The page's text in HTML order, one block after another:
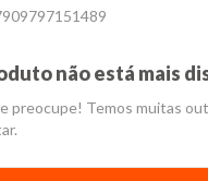
não está mais
preocupe! Temos muitas